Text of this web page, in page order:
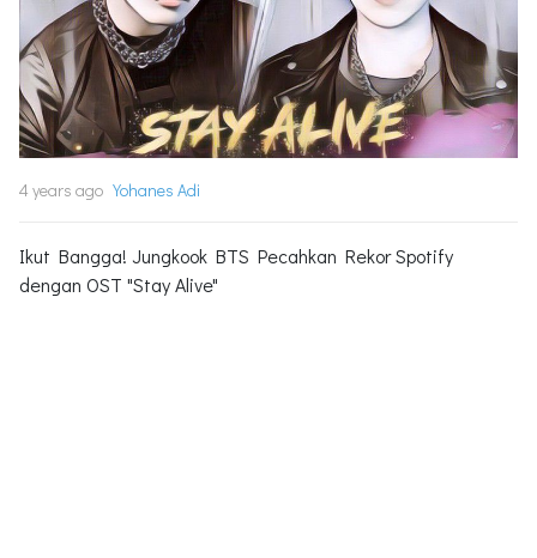
4 years ago Yohanes Adi
Ikut Bangga! Jungkook BTS Pecahkan Rekor Spotify
dengan OST "Stay Alive"